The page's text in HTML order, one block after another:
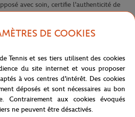
avec soin, certifie l'authenticité de
central zippé pour vos essentiels,
utilisés.
emblématiques du tournoi ajoute une
tout en assurant un confort
pour les sorties quotidiennes comme
cette besace marine constitue
passionnés de tennis souhaitant
DE COOKIES
Tennis et ses tiers utilisent des cookies
du site internet et vous proposer
à vos centres d'intérêt. Des cookies
déposés et sont nécessaires au bon
Contrairement aux cookies évoqués
ne peuvent être désactivés.